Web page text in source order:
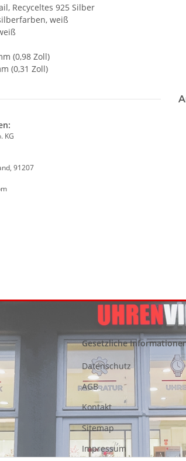
Recyceltes 925 Silber
weiß
(0,98 Zoll)
(0,31 Zoll)
KG
91207
Gesetzliche
Datenschutz
AGB
Kontakt
Sitemap
Impressum